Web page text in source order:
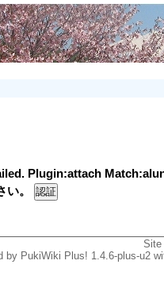
Plugin:attach
い。
by PukiWiki Plus! 1.4.6-plus-u2